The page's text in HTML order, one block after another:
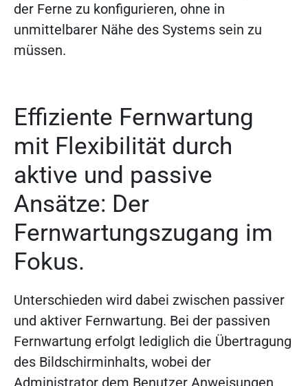
der Ferne zu konfigurieren, ohne in
unmittelbarer Nähe des Systems sein zu
müssen.
Effiziente Fernwartung
mit Flexibilität durch
aktive und passive
Ansätze: Der
Fernwartungszugang im
Fokus.
Unterschieden wird dabei zwischen passiver
und aktiver Fernwartung. Bei der passiven
Fernwartung erfolgt lediglich die Übertragung
des Bildschirminhalts, wobei der
Administrator dem Benutzer Anweisungen